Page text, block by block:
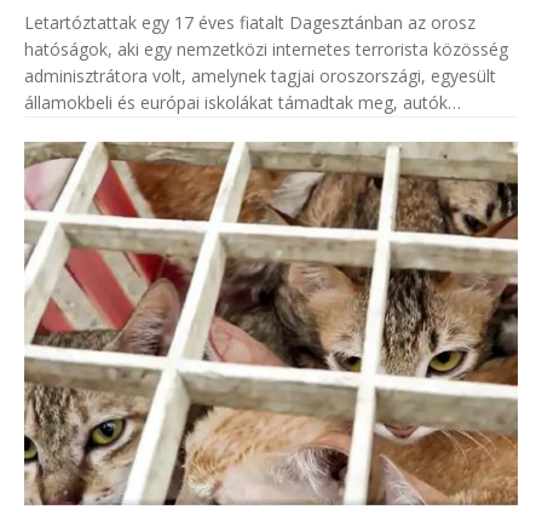
Letartóztattak egy 17 éves fiatalt Dagesztánban az orosz
hatóságok, aki egy nemzetközi internetes terrorista közösség
adminisztrátora volt, amelynek tagjai oroszországi, egyesült
államokbeli és európai iskolákat támadtak meg, autók